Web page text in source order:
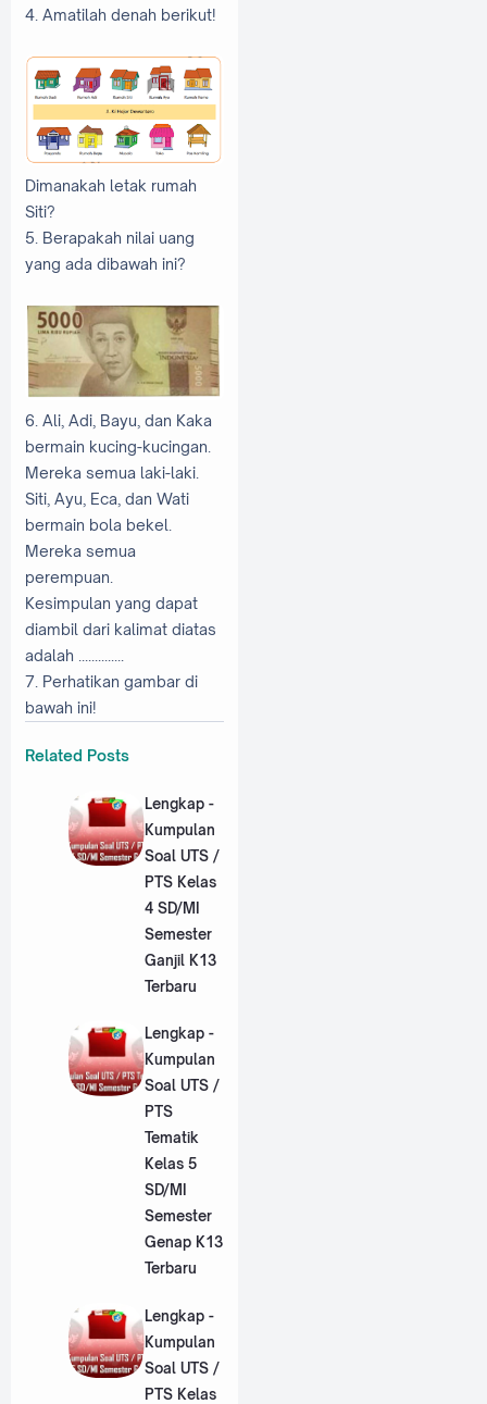
4. Amatilah denah berikut!
Dimanakah letak rumah
Siti?
5. Berapakah nilai uang
yang ada dibawah ini?
6. Ali, Adi, Bayu, dan Kaka
bermain kucing-kucingan.
Mereka semua laki-laki.
Siti, Ayu, Eca, dan Wati
bermain bola bekel.
Mereka semua
perempuan.
Kesimpulan yang dapat
diambil dari kalimat diatas
adalah ..............
7. Perhatikan gambar di
bawah ini!
Related Posts
Lengkap -
Kumpulan
Soal UTS /
PTS Kelas
4 SD/MI
Semester
Ganjil K13
Terbaru
Lengkap -
Kumpulan
Soal UTS /
PTS
Tematik
Kelas 5
SD/MI
Semester
Genap K13
Terbaru
Lengkap -
Kumpulan
Soal UTS /
PTS Kelas